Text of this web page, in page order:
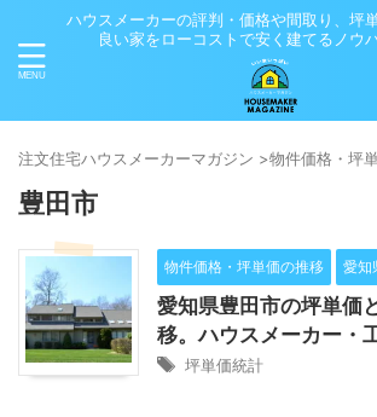
ハウスメーカーの評判・価格や間取り、坪
良い家をローコストで安く建てるノウ
注⽂住宅ハウスメーカーマガジン >物件価格・坪
豊田市
物件価格・坪単価の推移 愛知
愛知県豊田市の坪単価
移。ハウスメーカー・
坪単価統計